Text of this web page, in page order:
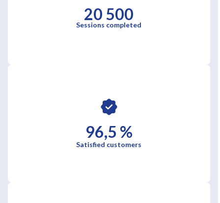
20 500
Sessions completed
96,5 %
Satisfied customers